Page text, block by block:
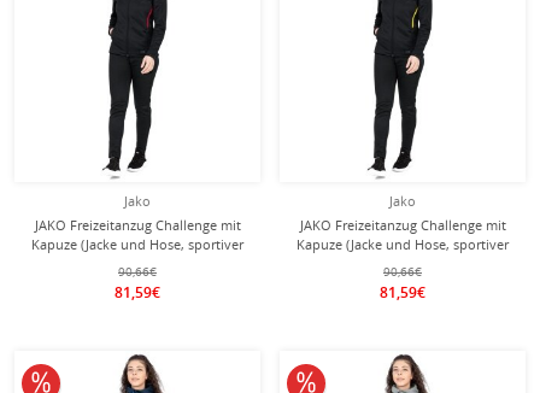
Jako
JAKO Freizeitanzug Challenge mit
Kapuze (Jacke und Hose, sportiver
Schnitt) schwarz/rot Damen
90,66€
81,59€
Jako
JAKO Freizeitanzug Challenge mit
Kapuze (Jacke und Hose, sportiver
Schnitt) schwarz/gelb Damen
90,66€
81,59€
10% reduziert 10% reduziert